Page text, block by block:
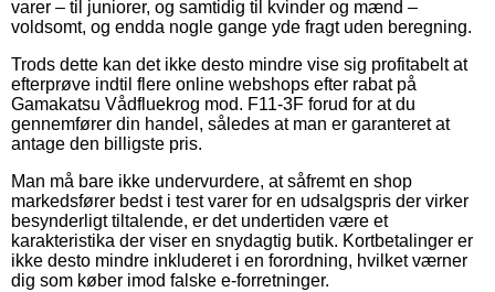
varer – til juniorer, og samtidig til kvinder og mænd –
voldsomt, og endda nogle gange yde fragt uden beregning.
Trods dette kan det ikke desto mindre vise sig profitabelt at
efterprøve indtil flere online webshops efter rabat på
Gamakatsu Vådfluekrog mod. F11-3F forud for at du
gennemfører din handel, således at man er garanteret at
antage den billigste pris.
Man må bare ikke undervurdere, at såfremt en shop
markedsfører bedst i test varer for en udsalgspris der virker
besynderligt tiltalende, er det undertiden være et
karakteristika der viser en snydagtig butik. Kortbetalinger er
ikke desto mindre inkluderet i en forordning, hvilket værner
dig som køber imod falske e-forretninger.